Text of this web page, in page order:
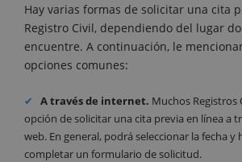
Hay varias formas de solicitar una cita
Registro Civil, dependiendo del lugar
encuentre. A continuación, le
opciones comunes:
A través de internet. Muchos Registros
opción de solicitar una cita previa en línea a
web. En general, podrá seleccionar la fecha y
completar un formulario de solicitud.